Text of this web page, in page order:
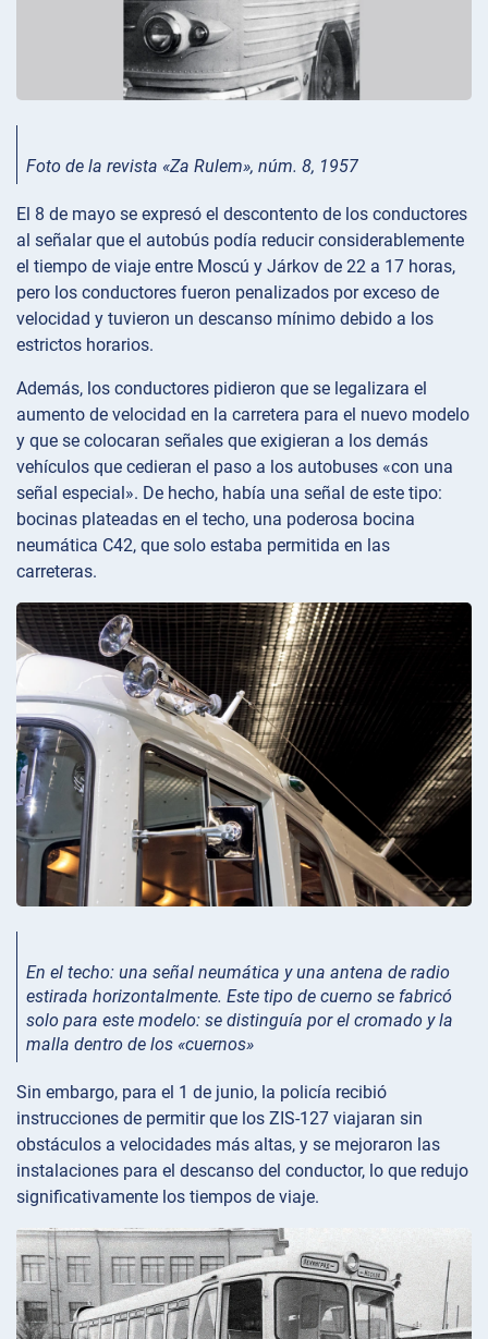
Foto de la revista «Za Rulem», núm. 8, 1957
El 8 de mayo se expresó el descontento de los conductores
al señalar que el autobús podía reducir considerablemente
el tiempo de viaje entre Moscú y Járkov de 22 a 17 horas,
pero los conductores fueron penalizados por exceso de
velocidad y tuvieron un descanso mínimo debido a los
estrictos horarios.
Además, los conductores pidieron que se legalizara el
aumento de velocidad en la carretera para el nuevo modelo
y que se colocaran señales que exigieran a los demás
vehículos que cedieran el paso a los autobuses «con una
señal especial». De hecho, había una señal de este tipo:
bocinas plateadas en el techo, una poderosa bocina
neumática C42, que solo estaba permitida en las
carreteras.
En el techo: una señal neumática y una antena de radio
estirada horizontalmente. Este tipo de cuerno se fabricó
solo para este modelo: se distinguía por el cromado y la
malla dentro de los «cuernos»
Sin embargo, para el 1 de junio, la policía recibió
instrucciones de permitir que los ZIS-127 viajaran sin
obstáculos a velocidades más altas, y se mejoraron las
instalaciones para el descanso del conductor, lo que redujo
significativamente los tiempos de viaje.